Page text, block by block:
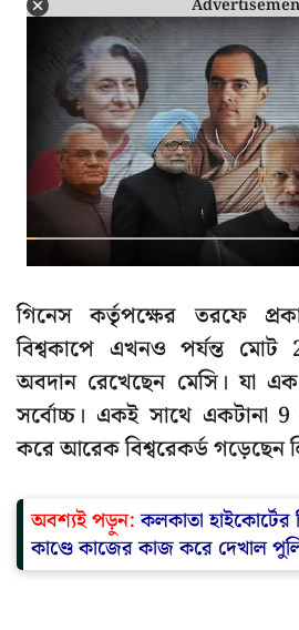
গিনেস কর্তৃপক্ষের তরফে
বিশ্বকাপে এখনও পর্যন্ত মোট
অবদান রেখেছেন মেসি। যা এক
সর্বোচ্চ। একই সাথে একটানা 9
করে আরেক বিশ্বরেকর্ড গড়েছেন
অবশ্যই পড়ুন:কলকাতা হাইকোর্টের
কাণ্ডে কাজের কাজ করে দেখাল